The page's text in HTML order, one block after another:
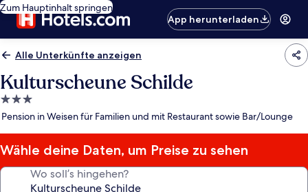
Zum Hauptinhalt springen
App herunterladen
Alle Unterkünfte anzeigen
Kulturscheune Schilde
3.0-
Sterne-
Pension in Weisen für Familien und mit Restaurant sowie Bar/Lounge
Wähle deine Daten, um Preise zu sehen
Wo soll’s hingehen?